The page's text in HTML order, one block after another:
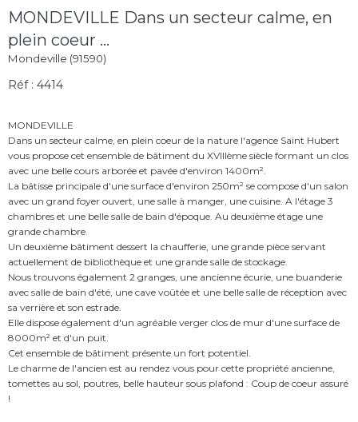
MONDEVILLE Dans un secteur calme, en
plein coeur ...
Mondeville (91590)
Réf : 4414
MONDEVILLE
Dans un secteur calme, en plein coeur de la nature l'agence Saint Hubert
vous propose cet ensemble de bâtiment du XVIIIème siècle formant un clos
avec une belle cours arborée et pavée d'environ 1400m².
La bâtisse principale d'une surface d'environ 250m² se compose d'un salon
avec un grand foyer ouvert, une salle à manger, une cuisine. A l'étage 3
chambres et une belle salle de bain d'époque. Au deuxième étage une
grande chambre.
Un deuxième bâtiment dessert la chaufferie, une grande pièce servant
actuellement de bibliothèque et une grande salle de stockage.
Nous trouvons également 2 granges, une ancienne écurie, une buanderie
avec salle de bain d'été, une cave voûtée et une belle salle de réception avec
sa verrière et son estrade.
Elle dispose également d'un agréable verger clos de mur d'une surface de
8000m² et d'un puit.
Cet ensemble de bâtiment présente un fort potentiel.
Le charme de l'ancien est au rendez vous pour cette propriété ancienne,
tomettes au sol, poutres, belle hauteur sous plafond : Coup de coeur assuré
!